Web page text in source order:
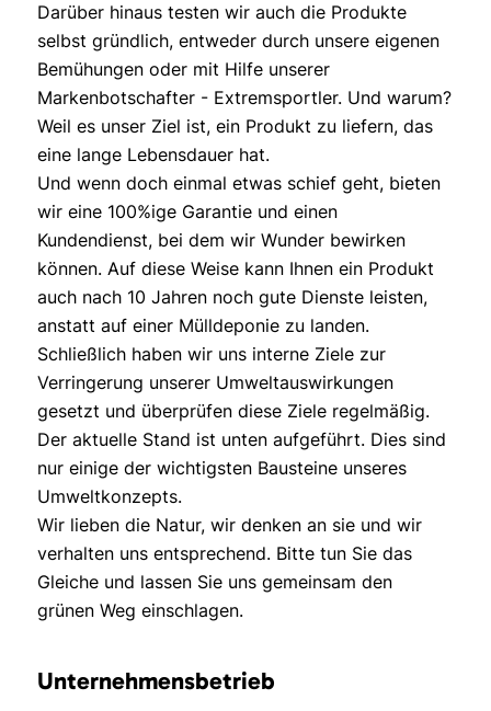
Darüber hinaus testen wir auch die Produkte
selbst gründlich, entweder durch unsere eigenen
Bemühungen oder mit Hilfe unserer
Markenbotschafter - Extremsportler. Und warum?
Weil es unser Ziel ist, ein Produkt zu liefern, das
eine lange Lebensdauer hat.
Und wenn doch einmal etwas schief geht, bieten
wir eine 100%ige Garantie und einen
Kundendienst, bei dem wir Wunder bewirken
können. Auf diese Weise kann Ihnen ein Produkt
auch nach 10 Jahren noch gute Dienste leisten,
anstatt auf einer Mülldeponie zu landen.
Schließlich haben wir uns interne Ziele zur
Verringerung unserer Umweltauswirkungen
gesetzt und überprüfen diese Ziele regelmäßig.
Der aktuelle Stand ist unten aufgeführt. Dies sind
nur einige der wichtigsten Bausteine unseres
Umweltkonzepts.
Wir lieben die Natur, wir denken an sie und wir
verhalten uns entsprechend. Bitte tun Sie das
Gleiche und lassen Sie uns gemeinsam den
grünen Weg einschlagen.
Unternehmensbetrieb